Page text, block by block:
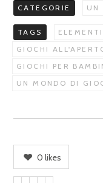
CATEGORIE UN
TAGS
GIOCHI
GIOCHI PER
UN MONDO DI
0 likes